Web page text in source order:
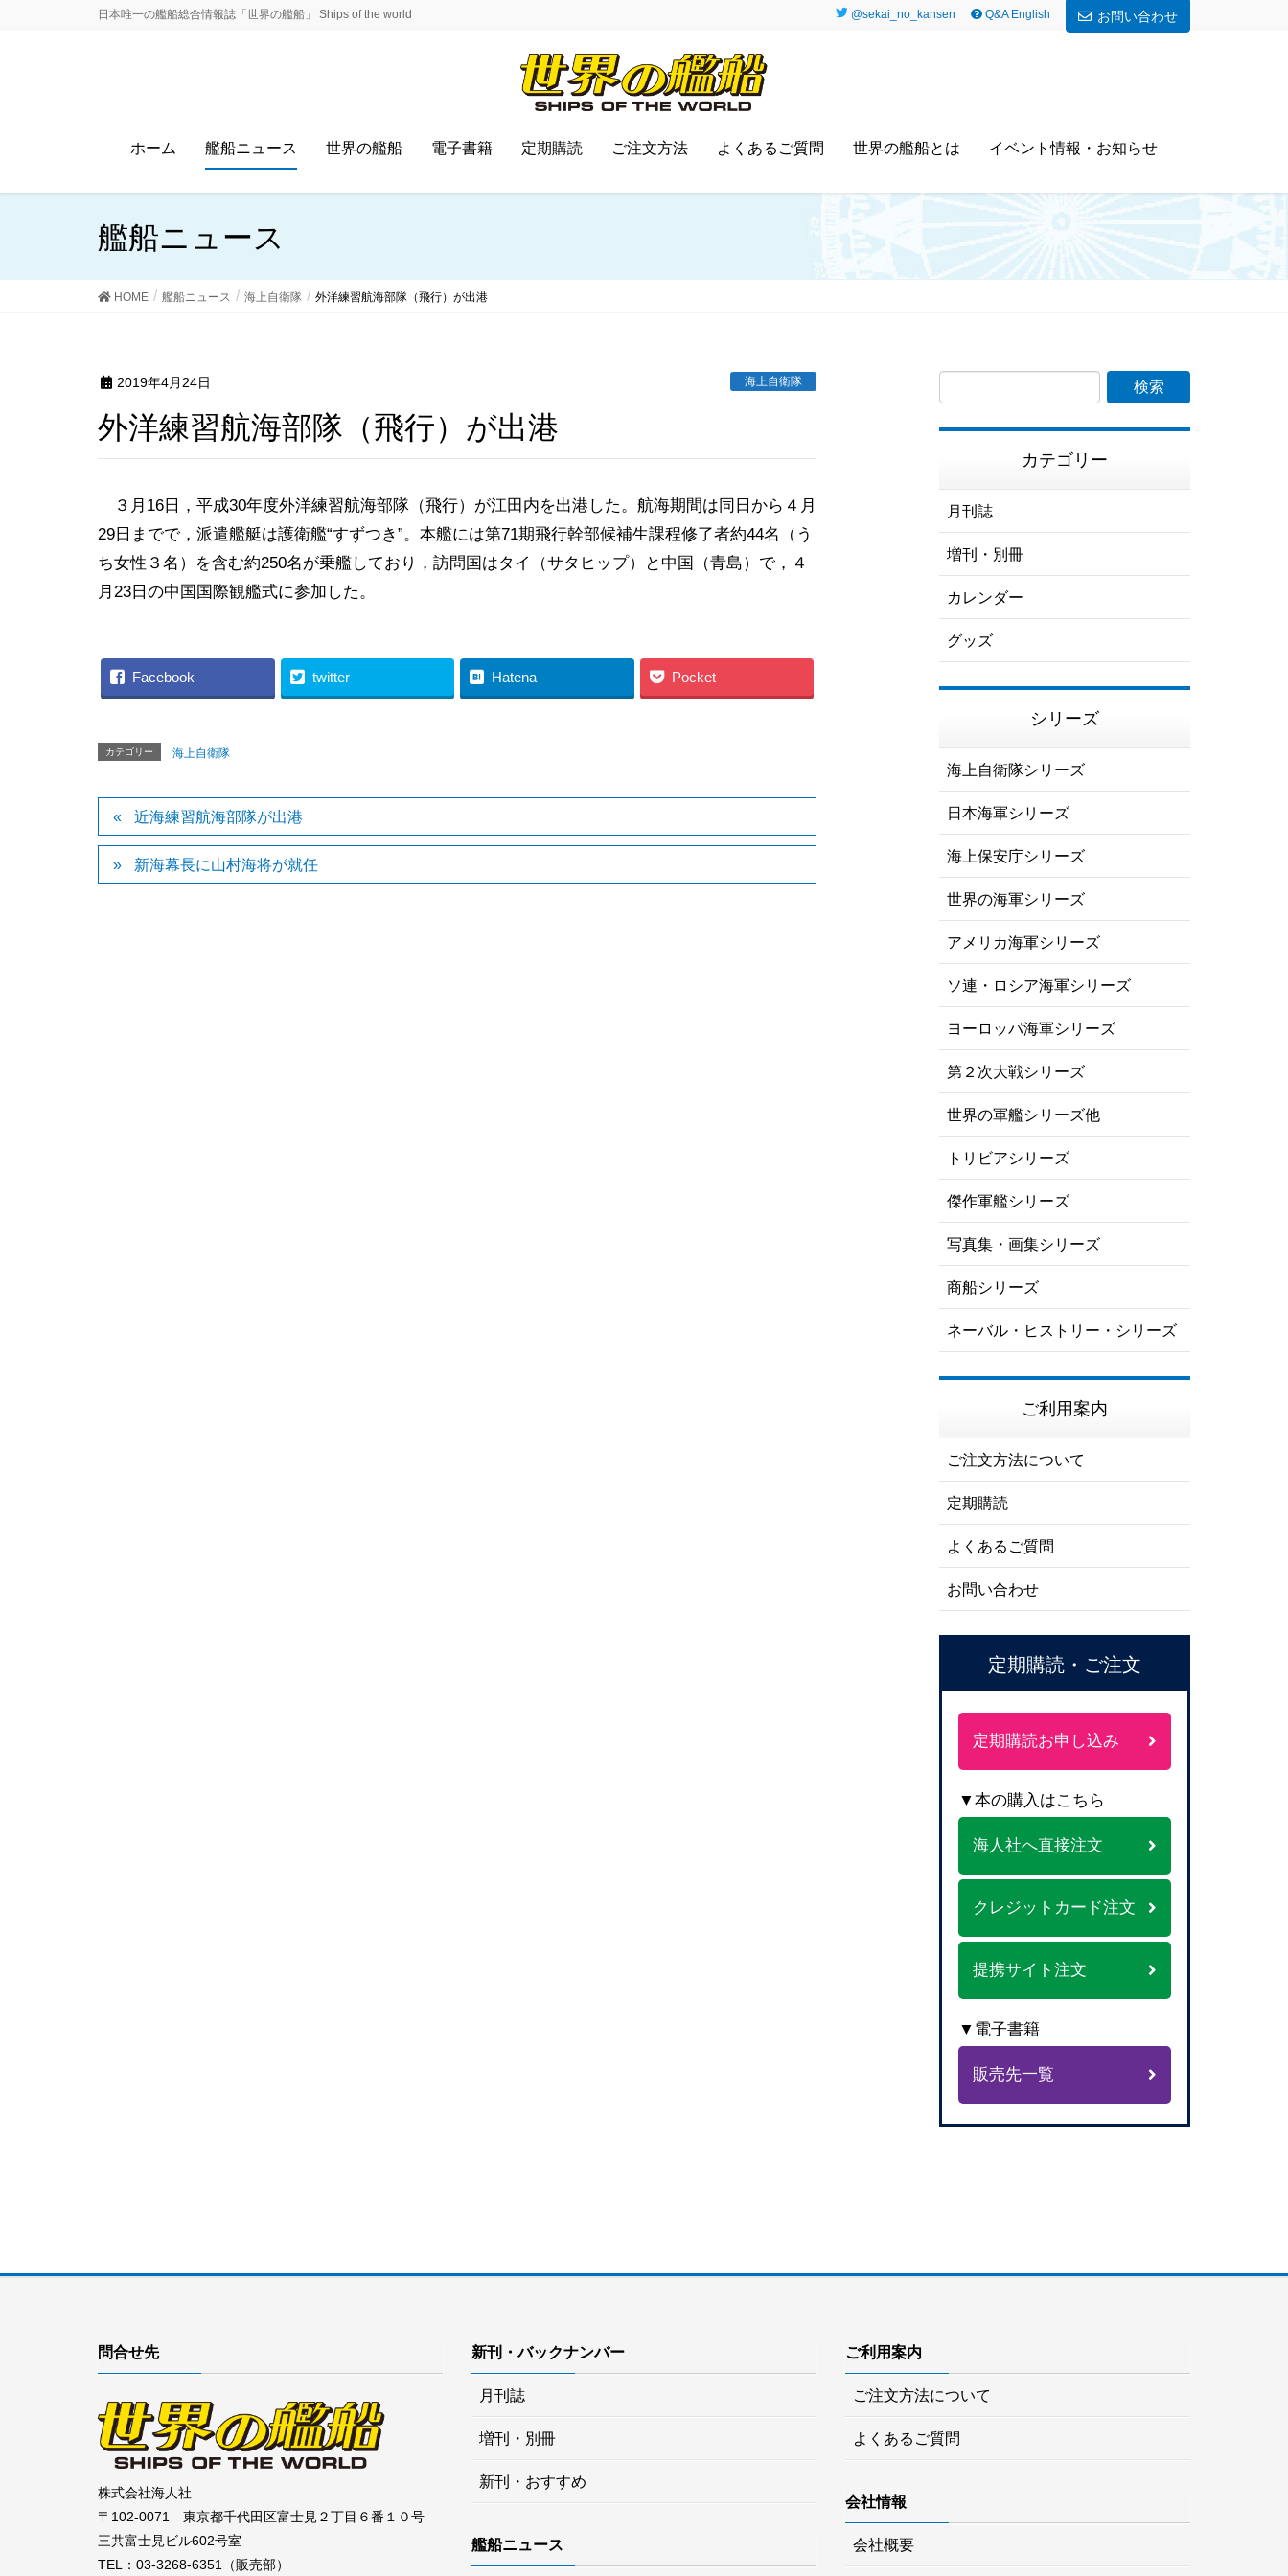
日本唯一の艦船総合情報誌「世界の艦船」 Ships of the world @sekai_no_kansen Q&A English お問い合わせ
ホーム 艦船ニュース 世界の艦船 電子書籍 定期購読 ご注文方法 よくあるご質問 世界の艦船とは イベント情報・お知らせ
艦船ニュース
HOME 艦船ニュース 海上自衛隊 外洋練習航海部隊（飛行）が出港
2019年4月24日 海上自衛隊
外洋練習航海部隊（飛行）が出港
３月16日，平成30年度外洋練習航海部隊（飛行）が江田内を出港した。航海期間は同日から４月
29日までで，派遣艦艇は護衛艦“すずつき”。本艦には第71期飛行幹部候補生課程修了者約44名（う
ち女性３名）を含む約250名が乗艦しており，訪問国はタイ（サタヒップ）と中国（青島）で，４
月23日の中国国際観艦式に参加した。
Facebook twitter Hatena Pocket
カテゴリー 海上自衛隊
近海練習航海部隊が出港
新海幕長に山村海将が就任
カテゴリー
月刊誌
増刊・別冊
カレンダー
グッズ
シリーズ
海上自衛隊シリーズ
日本海軍シリーズ
海上保安庁シリーズ
世界の海軍シリーズ
アメリカ海軍シリーズ
ソ連・ロシア海軍シリーズ
ヨーロッパ海軍シリーズ
第２次大戦シリーズ
世界の軍艦シリーズ他
トリビアシリーズ
傑作軍艦シリーズ
写真集・画集シリーズ
商船シリーズ
ネーバル・ヒストリー・シリーズ
ご利用案内
ご注文方法について
定期購読
よくあるご質問
お問い合わせ
定期購読・ご注文
定期購読お申し込み
▼本の購入はこちら
海人社へ直接注文
クレジットカード注文
提携サイト注文
▼電子書籍
販売先一覧
問合せ先
株式会社海人社
〒102-0071 東京都千代田区富士見２丁目６番１０号
三共富士見ビル602号室
TEL：03-3268-6351（販売部）
新刊・バックナンバー
月刊誌
増刊・別冊
新刊・おすすめ
艦船ニュース
ご利用案内
ご注文方法について
よくあるご質問
会社情報
会社概要